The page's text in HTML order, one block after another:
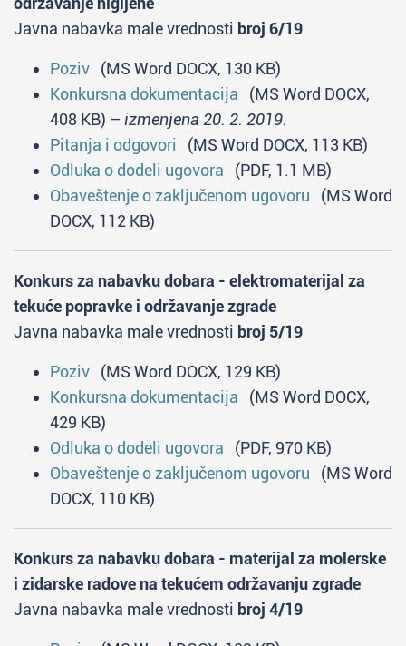
Javna nabavka male vrednosti broj 6/19
Poziv (MS Word DOCX, 130 KB)
Konkursna dokumentacija (MS Word DOCX,
408 KB) – izmenjena 20. 2. 2019.
Pitanja i odgovori (MS Word DOCX, 113 KB)
Odluka o dodeli ugovora (PDF, 1.1 MB)
Obaveštenje o zaključenom ugovoru (MS Word
DOCX, 112 KB)
Konkurs za nabavku dobara - elektromaterijal za
tekuće popravke i održavanje zgrade
Javna nabavka male vrednosti broj 5/19
Poziv (MS Word DOCX, 129 KB)
Konkursna dokumentacija (MS Word DOCX,
429 KB)
Odluka o dodeli ugovora (PDF, 970 KB)
Obaveštenje o zaključenom ugovoru (MS Word
DOCX, 110 KB)
Konkurs za nabavku dobara - materijal za molerske
i zidarske radove na tekućem održavanju zgrade
Javna nabavka male vrednosti broj 4/19